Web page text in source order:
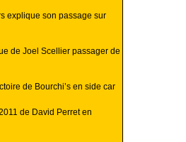
explique son passage sur
de Joel Scellier passager de
de Bourchi’s en side car
de David Perret en